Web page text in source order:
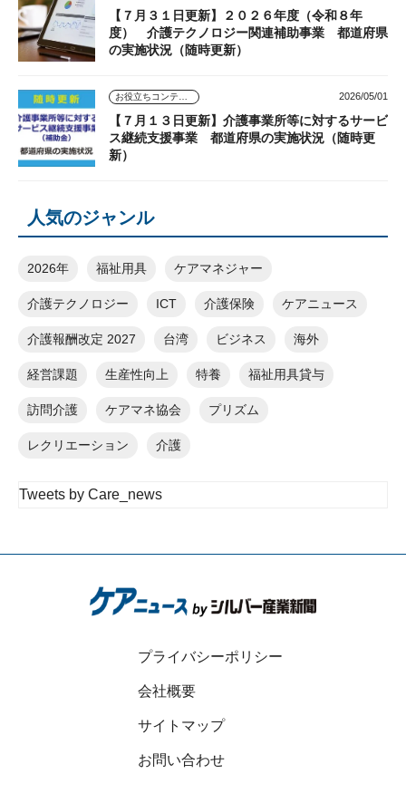
【７月３１日更新】２０２６年度（令和８年
度） 介護テクノロジー関連補助事業 都道府県
の実施状況（随時更新）
2026/05/01
【７月１３日更新】介護事業所等に対するサービ
ス継続支援事業 都道府県の実施状況（随時更
新）
人気のジャンル
2026年 福祉用具 ケアマネジャー
介護テクノロジー ICT 介護保険 ケアニュース
介護報酬改定 2027 台湾 ビジネス 海外
経営課題 生産性向上 特養 福祉用具貸与
訪問介護 ケアマネ協会 プリズム
レクリエーション 介護
Tweets by Care_news
プライバシーポリシー
会社概要
サイトマップ
お問い合わせ